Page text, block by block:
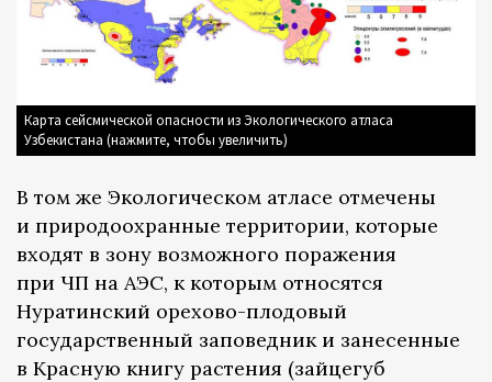
Карта сейсмической опасности из Экологического атласа
Узбекистана (нажмите, чтобы увеличить)
В том же Экологическом атласе отмечены
и природоохранные территории, которые
входят в зону возможного поражения
при ЧП на АЭС, к которым относятся
Нуратинский орехово-плодовый
государственный заповедник и занесенные
в Красную книгу растения (зайцегуб